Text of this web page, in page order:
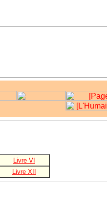
Livre VI
Livre XII